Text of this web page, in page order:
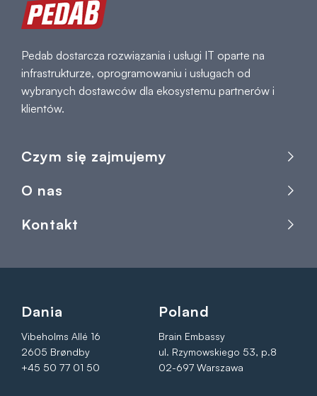
Pedab dostarcza rozwiązania i usługi IT oparte na
infrastrukturze, oprogramowaniu i usługach od
wybranych dostawców dla ekosystemu partnerów i
klientów.
Czym się zajmujemy
O nas
Kontakt
Dania
Vibeholms Allé 16
2605 Brøndby
+45 50 77 01 50
Poland
Brain Embassy
ul. Rzymowskiego 53, p.8
02-697 Warszawa